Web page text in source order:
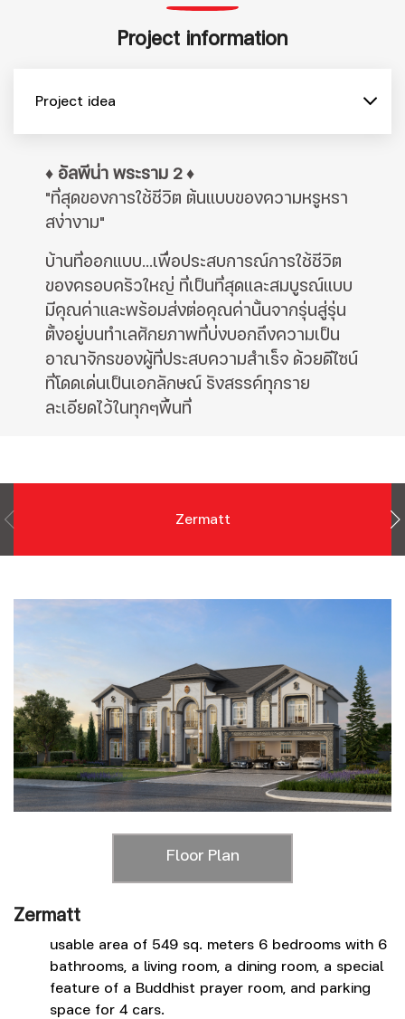
Project information
Project idea
♦ อัลพีน่า พระราม 2 ♦
"ที่สุดของการใช้ชีวิต ต้นแบบของความหรูหรา
สง่างาม"
บ้านที่ออกแบบ...เพื่อประสบการณ์การใช้ชีวิต
ของครอบครัวใหญ่ ที่เป็นที่สุดและสมบูรณ์แบบ
มีคุณค่าและพร้อมส่งต่อคุณค่านั้นจากรุ่นสู่รุ่น
ตั้งอยู่บนทำเลศักยภาพที่บ่งบอกถึงความเป็น
อาณาจักรของผู้ที่ประสบความสำเร็จ ด้วยดีไซน์
ที่โดดเด่นเป็นเอกลักษณ์ รังสรรค์ทุกราย
ละเอียดไว้ในทุกๆพื้นที่
Zermatt
Zermatt
usable area of 549 sq. meters 6 bedrooms with 6
bathrooms, a living room, a dining room, a special
feature of a Buddhist prayer room, and parking
space for 4 cars.
Floor Plan